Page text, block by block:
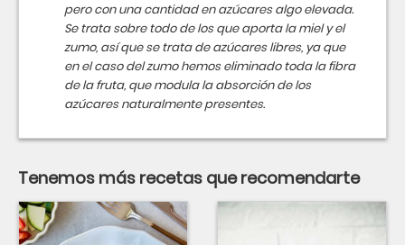
pero con una cantidad en azúcares algo elevada.
Se trata sobre todo de los que aporta la miel y el
zumo, así que se trata de azúcares libres, ya que
en el caso del zumo hemos eliminado toda la fibra
de la fruta, que modula la absorción de los
azúcares naturalmente presentes.
Tenemos más recetas que recomendarte